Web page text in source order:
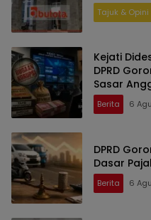
Tajuk & Opini
Kejati
DPRD
Sasar
Berita 6
DPRD
Dasar
Berita 6